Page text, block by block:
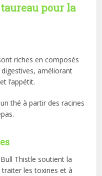
pour la
riches en composés
améliorant
l’appétit.
thé à partir des racines
Thistle soutient la
les toxines et à